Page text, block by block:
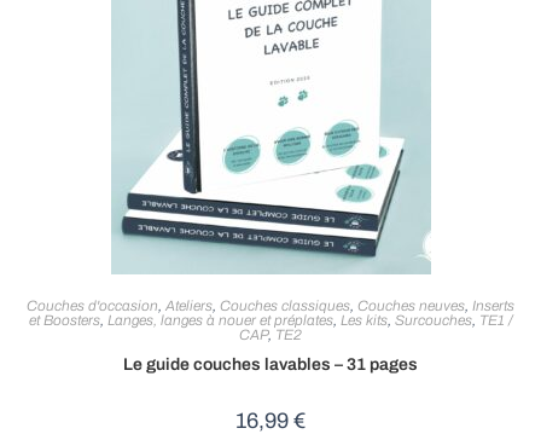
Couches d'occasion Ateliers Couches classiques Couches neuves Inserts
et Boosters, Langes, langes à nouer et préplates, Les kits, Surcouches, TE1 /
CAP, TE2
Le guide couches lavables – 31 pages
16,99 €